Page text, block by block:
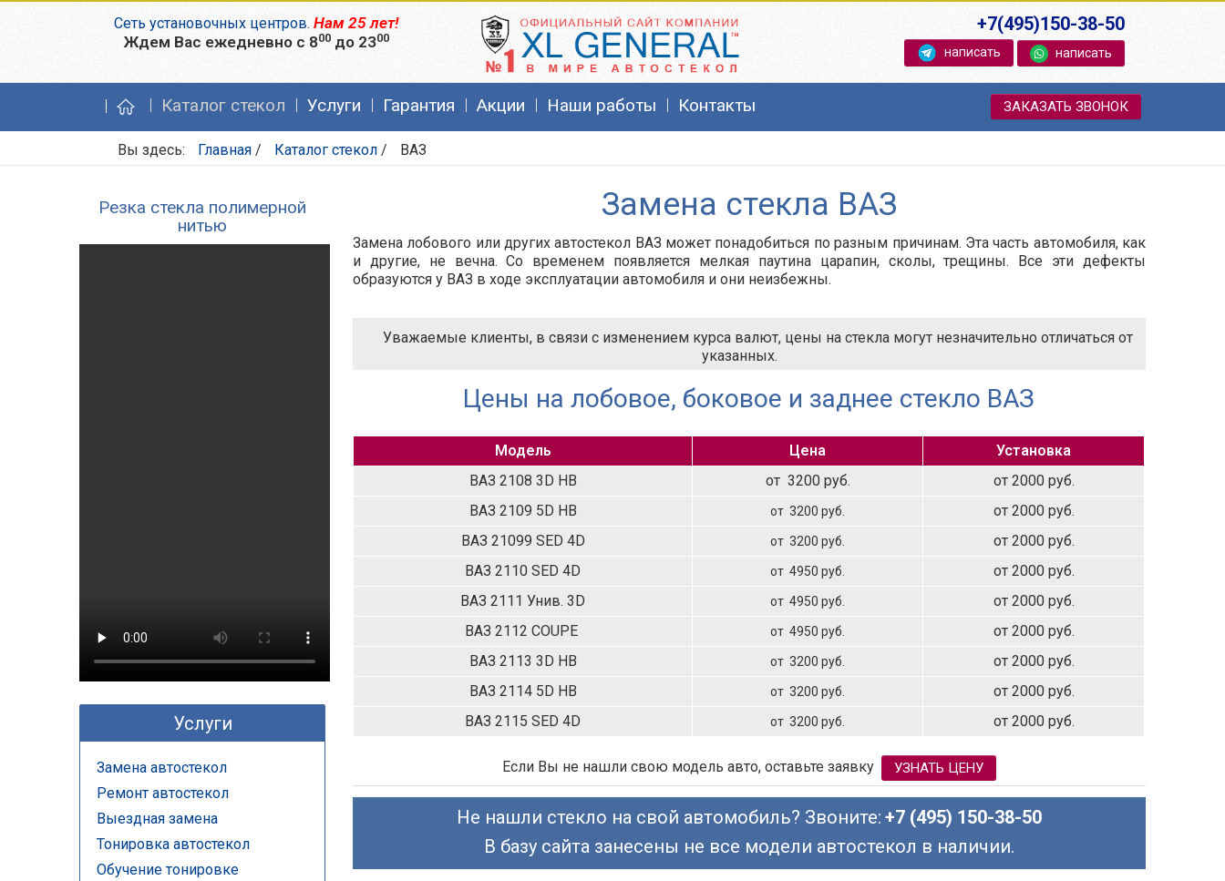
Сеть установочных центров.Нам 25 лет!
Ждем Вас ежедневно с 800 до 2300
+7(495)150-38-50
написать написать
Каталог стекол Услуги Гарантия Акции Наши работы Контакты ЗАКАЗАТЬ ЗВОНОК
Вы здесь: Главная / Каталог стекол / ВАЗ
Резка стекла полимерной
нитью
Услуги
Замена автостекол
Ремонт автостекол
Выездная замена
Тонировка автостекол
Обучение тонировке
Замена стекла ВАЗ
Замена лобового или других автостекол ВАЗ может понадобиться по разным причинам. Эта часть автомобиля, как
и другие, не вечна. Со временем появляется мелкая паутина царапин, сколы, трещины. Все эти дефекты
образуются у ВАЗ в ходе эксплуатации автомобиля и они неизбежны.
Уважаемые клиенты, в связи с изменением курса валют, цены на стекла могут незначительно отличаться от
указанных.
Цены на лобовое, боковое и заднее стекло ВАЗ
Модель Цена
Установка
ВАЗ 2108 3D НВ
от 3200 руб.
от 2000 руб.
ВАЗ 2109 5D HB
от 3200 руб.
от 2000 руб.
ВАЗ 21099 SED 4D
от 3200 руб.
от 2000 руб.
ВАЗ 2110 SED 4D
от 4950 руб.
от 2000 руб.
ВАЗ 2111 Унив. 3D
от 4950 руб.
от 2000 руб.
ВАЗ 2112 COUPE
от 4950 руб.
от 2000 руб.
ВАЗ 2113 3D HB
от 3200 руб.
от 2000 руб.
ВАЗ 2114 5D HB
от 3200 руб.
от 2000 руб.
ВАЗ 2115 SED 4D
от 3200 руб. от 2000 руб.
Если Вы не нашли свою модель авто, оставьте заявку УЗНАТЬ ЦЕНУ
Не нашли стекло на свой автомобиль? Звоните: +7 (495) 150-38-50
В базу сайта занесены не все модели автостекол в наличии.